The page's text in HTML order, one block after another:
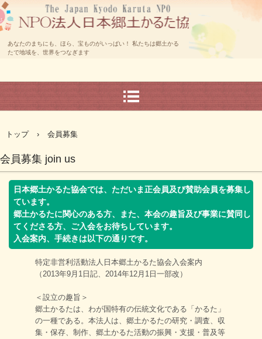
あなたのまちにも、ほら、宝ものがいっぱい！ 私たちは郷土かる
たで地域を、世界をつなぎます
トップ › 会員募集
会員募集 join us
日本郷土かるた協会では、ただいま正会員及び賛助会員を募集し
ています。
郷土かるたに関心のある方、また、本会の趣旨及び事業に賛同し
てくださる方、ご入会をお待ちしています。
入会案内、手続きは以下の通りです。
特定非営利活動法人日本郷土かるた協会入会案内
（2013年9月1日記、2014年12月1日一部改）
＜設立の趣旨＞
郷土かるたは、わが国特有の伝統文化である「かるた」
の一種である。本法人は、郷土かるたの研究・調査、収
集・保存、制作、郷土かるた活動の振興・支援・普及等